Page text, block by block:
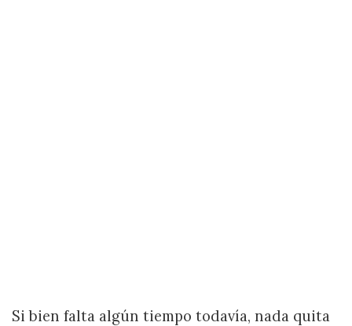
Si bien falta algún tiempo todavía, nada quita